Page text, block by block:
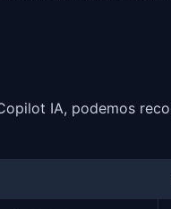
IA, podemos